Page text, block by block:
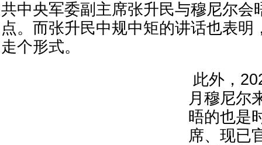
共中央军委副主席张升民与穆尼尔会
点。而张升民中规中矩的讲话也表明
走个形式。
此外，
月穆尼尔
晤的也是
席、现已